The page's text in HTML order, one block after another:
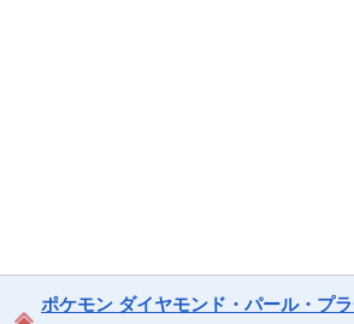
ポケモン ダイヤモンド・パール・プ